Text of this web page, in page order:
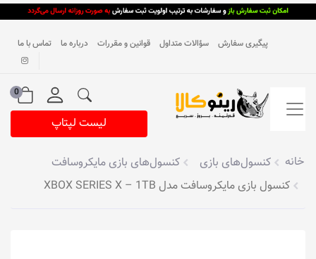
پیگیری سفارش سؤالات متداول قوانین و مقررات درباره ما تماس با ما
0
لیست لپتاپ
خانه کنسول‌های بازی
کنسول‌های بازی مایکروسافت
کنسول بازی مایکروسافت مدل XBOX SERIES X – 1TB